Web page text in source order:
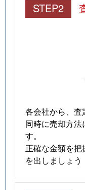
STEP2
各会社から、査
同時に売却方法
す。
正確な金額を
を出しましょう